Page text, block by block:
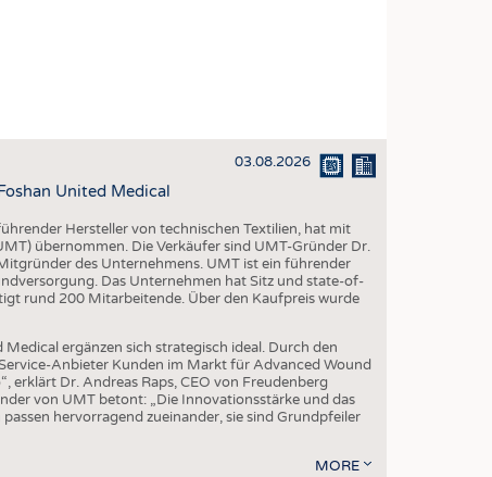
TEXTILIEN
TEXTILES
UND HEIMTEXTILIEN
03.08.2026
United Medical
Hersteller von technischen Textilien, hat mit
übernommen. Die Verkäufer sind UMT-Gründer Dr.
des Unternehmens. UMT ist ein führender
Das Unternehmen hat Sitz und state-of-
rund 200 Mitarbeitende. Über den Kaufpreis wurde
ergänzen sich strategisch ideal. Durch den
Anbieter Kunden im Markt für Advanced Wound
erklärt Dr. Andreas Raps, CEO von Freudenberg
von UMT betont: „Die Innovationsstärke und das
hervorragend zueinander, sie sind Grundpfeiler
MORE